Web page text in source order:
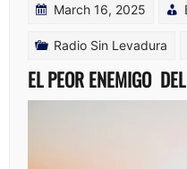
March 16, 2025
Radio Sin Levadura
EL PEOR ENEMIGO